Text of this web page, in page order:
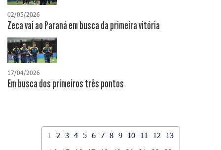
02/05/2026
Zeca vai ao Paraná em busca da primeira vitória
17/04/2026
​Em busca dos primeiros três pontos
1 2 3 4 5 6 7 8 9 10 11 12
13